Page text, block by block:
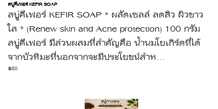
สบู่คีเฟอร์ KEFIR SOAP
สบู่คีเฟอร์ KEFIR SOAP * ผลัดเซลล์ ลดสิว ผิวขาว
ใส * (Renew skin and Acne protection) 100 กรัม
สบู่คีเฟอร์ มีส่วนผสมที่สำคัญคือ น้ำนมโยเกิร์ตที่ได้
จากบัวหิมะที่นอกจากจะมีประโยชน์สำห...
฿80